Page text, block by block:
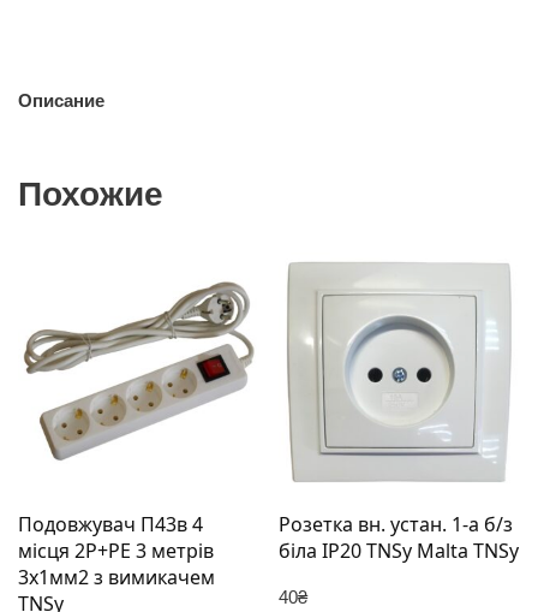
Описание
Похожие
Подовжувач П43в 4
місця 2Р+РЕ 3 метрів
3х1мм2 з вимикачем
TNSy
Розетка вн. устан. 1-а б/з
біла IP20 TNSy Malta TNSy
40₴